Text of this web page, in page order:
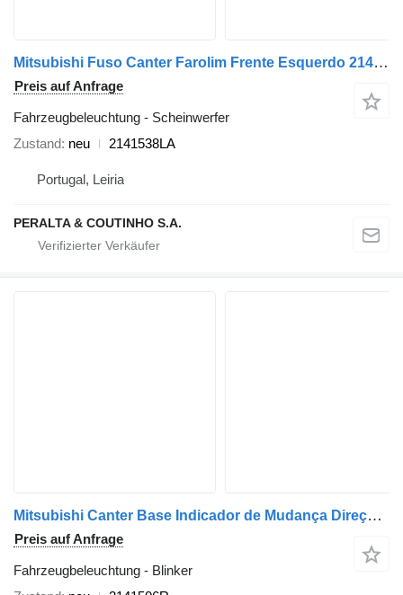
Mitsubishi Fuso Canter Farolim Frente Esquerdo 2141538LA Scheinwerfer für Mitsubishi LKW
Preis auf Anfrage
Fahrzeugbeleuchtung - Scheinwerfer
Zustand neu 2141538LA
Portugal, Leiria
PERALTA & COUTINHO S.A.
Mitsubishi Canter Base Indicador de Mudança Direção Drt 2141506R Blinker für Mitsubishi Canter LKW
Preis auf Anfrage
Fahrzeugbeleuchtung - Blinker